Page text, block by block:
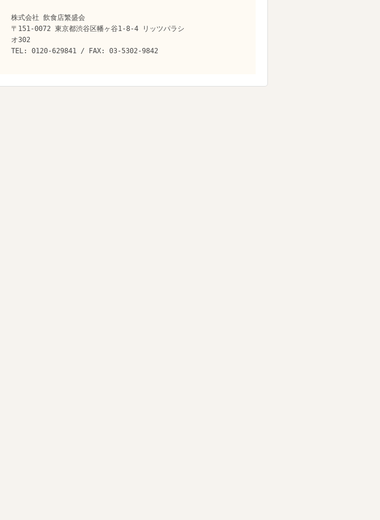
株式会社 飲食店繁盛会
〒151-0072 東京都渋谷区幡ヶ谷1-8-4 リッツパラシ
オ302
TEL: 0120-629841 / FAX: 03-5302-9842